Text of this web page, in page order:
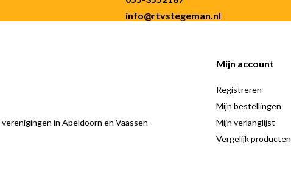
info@rtvstegeman.nl
in Apeldoorn en Vaassen
Mijn account
Registreren
Mijn bestellingen
Mijn verlanglijst
Vergelijk producten